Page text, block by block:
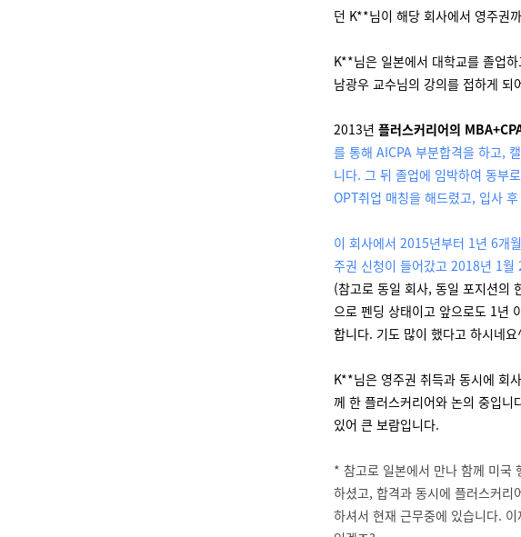
던 K**님이 해당 회사에서 영주권
K**님은 일본에서 대학교를 졸업
남광우 교수님의 강의를 접하게
2013년 플러스커리어의
를 통해 AICPA 부분합격을 하고,
니다. 그 뒤 졸업에 임박하여 동부
OPT취업 매칭을 해드렸고, 입사
이 회사에서 2015년부터 1년 6개
주권 신청이 들어갔고 2018년 1
(참고로 동일 회사, 동일 포지션의
으로 펜딩 상태이고 앞으로도 1년
합니다. 기도 많이 했다고 하시네
K**님은 영주권 취득과 동시에 회
께 한 플러스커리어와 논의 중입
있어 큰 보람입니다.
* 참고로 일본에서 만나 함께 미국
하셨고, 합격과 동시에 플러스커리
하셔서 현재 근무중에 있습니다.